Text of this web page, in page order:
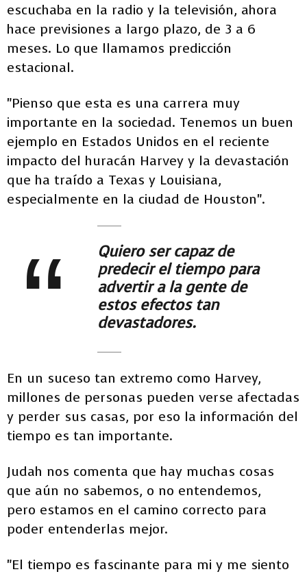
escuchaba en la radio y la televisión, ahora
hace previsiones a largo plazo, de 3 a 6
meses. Lo que llamamos predicción
estacional.
"Pienso que esta es una carrera muy
importante en la sociedad. Tenemos un buen
ejemplo en Estados Unidos en el reciente
impacto del huracán Harvey y la devastación
que ha traído a Texas y Louisiana,
especialmente en la ciudad de Houston".
Quiero ser capaz de
predecir el tiempo para
advertir a la gente de
estos efectos tan
devastadores.
En un suceso tan extremo como Harvey,
millones de personas pueden verse afectadas
y perder sus casas, por eso la información del
tiempo es tan importante.
Judah nos comenta que hay muchas cosas
que aún no sabemos, o no entendemos,
pero estamos en el camino correcto para
poder entenderlas mejor.
"El tiempo es fascinante para mi y me siento